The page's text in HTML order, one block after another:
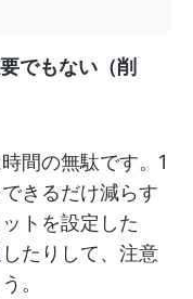
でもない（削
間の無駄です。1
きるだけ減らす
トを設定した
たりして、注意
。